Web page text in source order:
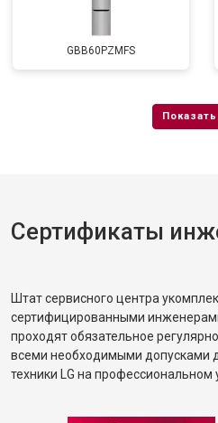
GBB60PZMFS
Сертификаты
Штат сервисного центра
сертифицированными
проходят обязательное
всеми необходимыми допусками
техники LG на профессиональном